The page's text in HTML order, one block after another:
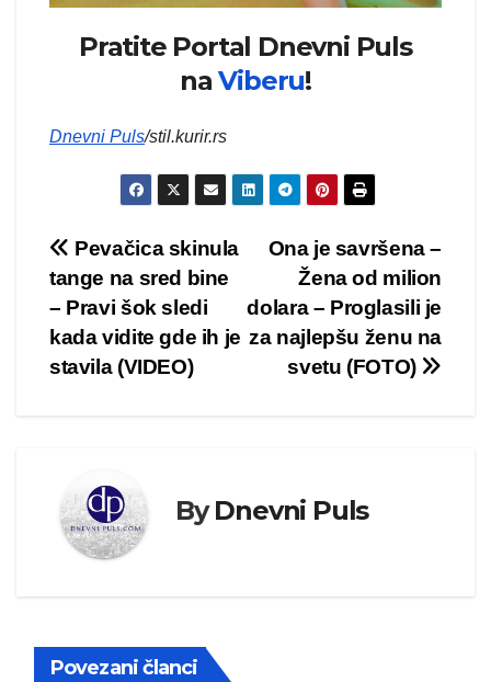
Pratite Portal Dnevni Puls
naViberu!
Dnevni Puls/stil.kurir.rs
Kretanje
članka
Ona je savršena –
Žena od milion
dolara – Proglasili je
za najlepšu ženu na
svetu (FOTO)
Pevačica skinula
tange na sred bine
– Pravi šok sledi
kada vidite gde ih je
stavila (VIDEO)
ByDnevni Puls
Povezani članci